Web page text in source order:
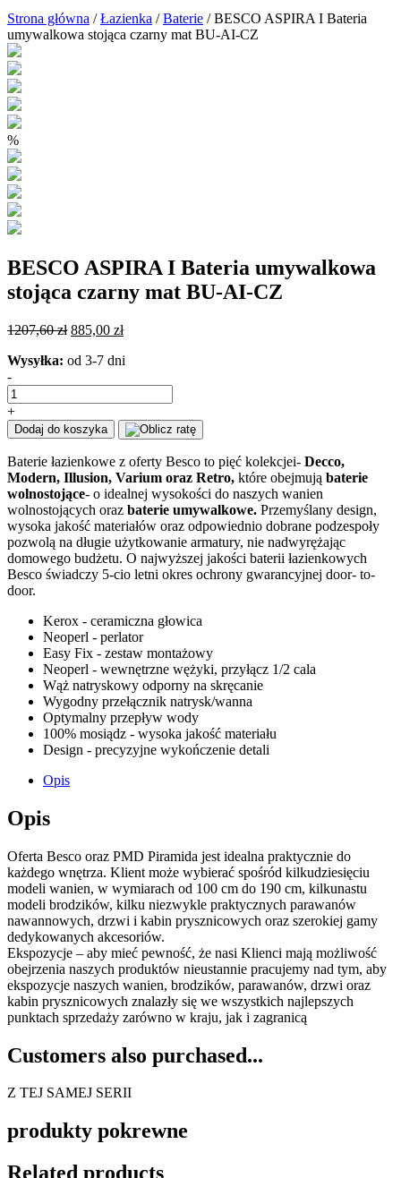
Strona główna /Łazienka /Baterie / BESCO ASPIRA I Bateria
umywalkowa stojąca czarny mat BU-AI-CZ
%
BESCO ASPIRA I Bateria umywalkowa
stojąca czarny mat BU-AI-CZ
1207,60zł Pierwotna
wynosiła:
885,00 złAktualna
wynosi:
Wysyłka: od 3-7 dni
-
ilość
BESCO
ASPIRA
I
Bateria
umywalkowa
stojąca
czarny
mat
BU-
AI-
CZ
+
Dodaj do koszyka
Baterie łazienkowe z oferty Besco to pięć kolekcjei- Decco,
Modern, Illusion, Varium oraz Retro, które obejmują baterie
wolnostojące- o idealnej wysokości do naszych wanien
wolnostojących oraz baterie umywalkowe. Przemyślany design,
wysoka jakość materiałów oraz odpowiednio dobrane podzespoły
pozwolą na długie użytkowanie armatury, nie nadwyrężając
domowego budżetu. O najwyższej jakości baterii łazienkowych
Besco świadczy 5-cio letni okres ochrony gwarancyjnej door- to-
door.
Kerox - ceramiczna głowica
Neoperl - perlator
Easy Fix - zestaw montażowy
Neoperl - wewnętrzne wężyki, przyłącz 1/2 cala
Wąż natryskowy odporny na skręcanie
Wygodny przełącznik natrysk/wanna
Optymalny przepływ wody
100% mosiądz - wysoka jakość materiału
Design - precyzyjne wykończenie detali
Opis
Opis
Oferta Besco oraz PMD Piramida jest idealna praktycznie do
każdego wnętrza. Klient może wybierać spośród kilkudziesięciu
modeli wanien, w wymiarach od 100 cm do 190 cm, kilkunastu
modeli brodzików, kilku niezwykle praktycznych parawanów
nawannowych, drzwi i kabin prysznicowych oraz szerokiej gamy
dedykowanych akcesoriów.
Ekspozycje – aby mieć pewność, że nasi Klienci mają możliwość
obejrzenia naszych produktów nieustannie pracujemy nad tym, aby
ekspozycje naszych wanien, brodzików, parawanów, drzwi oraz
kabin prysznicowych znalazły się we wszystkich najlepszych
punktach sprzedaży zarówno w kraju, jak i zagranicą
Customers also purchased...
Z TEJ SAMEJ SERII
produkty pokrewne
Related products